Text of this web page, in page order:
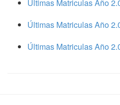
Últimas Matriculas Año
Últimas Matriculas Año
Últimas Matriculas Año